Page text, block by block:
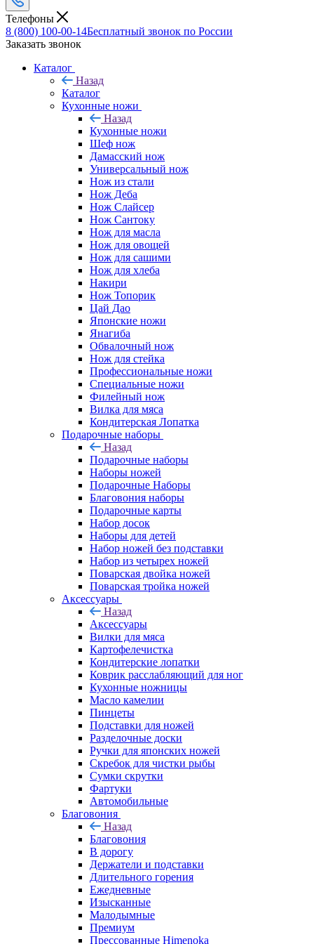
Телефоны
8 (800) 100-00-14Бесплатный звонок по России
Заказать звонок
Каталог
Назад
Каталог
Кухонные ножи
Назад
Кухонные ножи
Шеф нож
Дамасский нож
Универсальный нож
Нож из стали
Нож Деба
Нож Слайсер
Нож Сантоку
Нож для масла
Нож для овощей
Нож для сашими
Нож для хлеба
Накири
Нож Топорик
Цай Дао
Японские ножи
Янагиба
Обвалочный нож
Нож для стейка
Профессиональные ножи
Специальные ножи
Филейный нож
Вилка для мяса
Кондитерская Лопатка
Подарочные наборы
Назад
Подарочные наборы
Наборы ножей
Подарочные Наборы
Благовония наборы
Подарочные карты
Набор досок
Наборы для детей
Набор ножей без подставки
Набор из четырех ножей
Поварская двойка ножей
Поварская тройка ножей
Аксессуары
Назад
Аксессуары
Вилки для мяса
Картофелечистка
Кондитерские лопатки
Коврик расслабляющий для ног
Кухонные ножницы
Масло камелии
Пинцеты
Подставки для ножей
Разделочные доски
Ручки для японских ножей
Скребок для чистки рыбы
Сумки скрутки
Фартуки
Автомобильные
Благовония
Назад
Благовония
В дорогу
Держатели и подставки
Длительного горения
Ежедневные
Изысканные
Малодымные
Премиум
Прессованные Himenoka